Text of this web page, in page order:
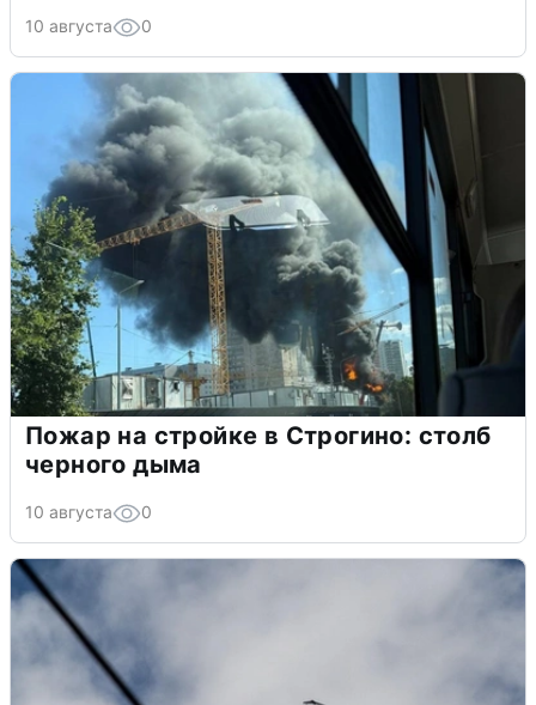
10 августа 0
Пожар на стройке в Строгино: столб
черного дыма
10 августа 0